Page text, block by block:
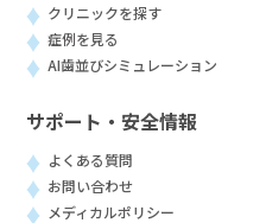
クリニックを探す
症例を見る
AI歯並びシミュレーション
サポート・安全情報
よくある質問
お問い合わせ
メディカルポリシー